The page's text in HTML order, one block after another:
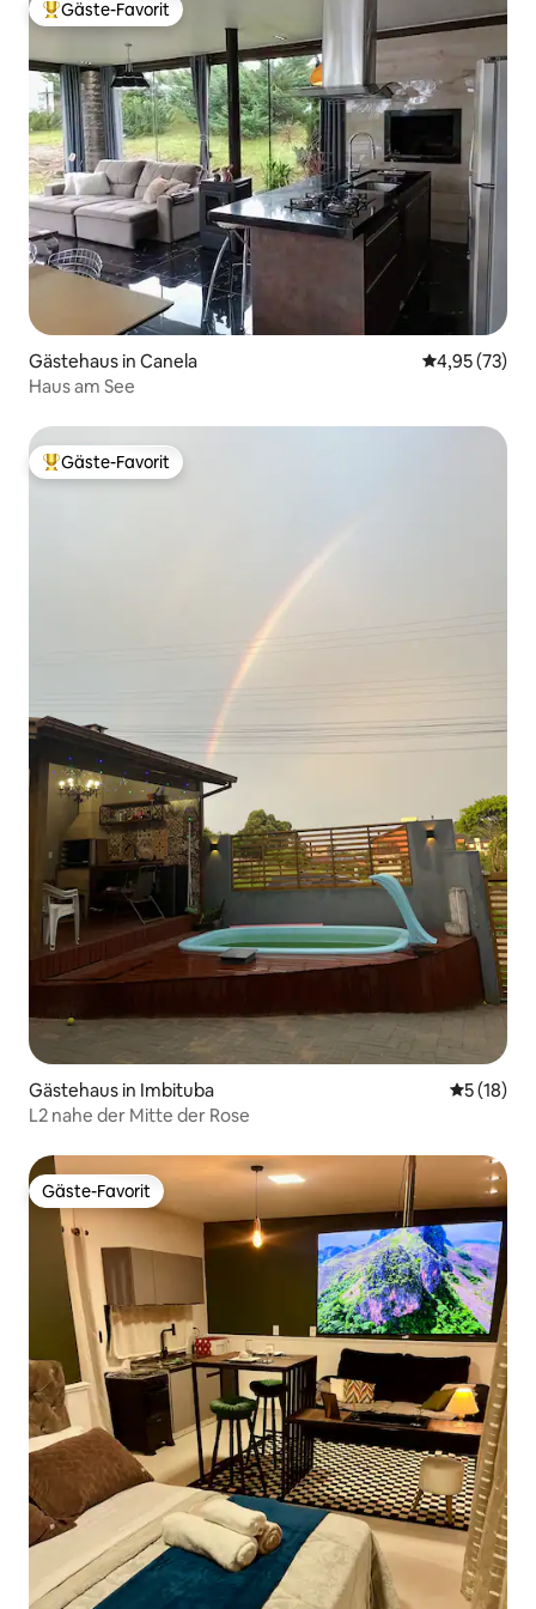
Beliebter Gäste-Favorit.
Gäste-Favorit
Gästehaus in Canela
4,95 (73)
Haus am See
Beliebter Gäste-Favorit.
Gäste-Favorit
Gästehaus in Imbituba
5 (18)
L2 nahe der Mitte der Rose
Gäste-Favorit
Gäste-Favorit